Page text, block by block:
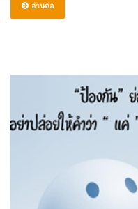
อ่านต่อ